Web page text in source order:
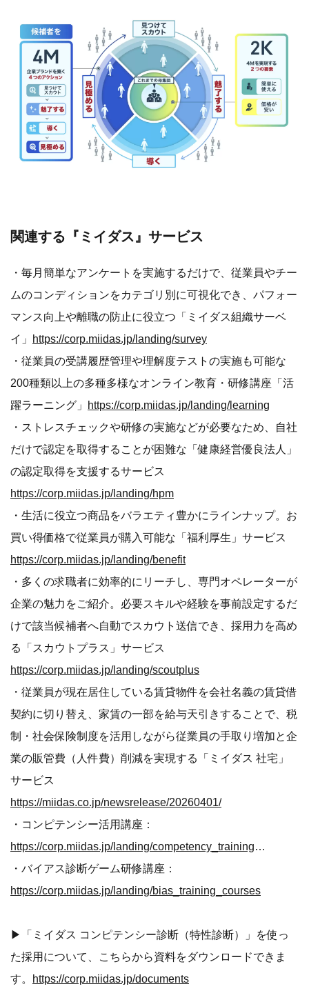
関連する『ミイダス』サービス
・毎月簡単なアンケートを実施するだけで、従業員やチー
ムのコンディションをカテゴリ別に可視化でき、パフォー
マンス向上や離職の防止に役立つ「ミイダス組織サーベ
イ」 https://corp.miidas.jp/landing/survey
・従業員の受講履歴管理や理解度テストの実施も可能な
200種類以上の多種多様なオンライン教育・研修講座「活
躍ラーニング」 https://corp.miidas.jp/landing/learning
・ストレスチェックや研修の実施などが必要なため、自社
だけで認定を取得することが困難な「健康経営優良法人」
の認定取得を支援するサービス
https://corp.miidas.jp/landing/hpm
・生活に役立つ商品をバラエティ豊かにラインナップ。お
買い得価格で従業員が購入可能な「福利厚生」サービス
https://corp.miidas.jp/landing/benefit
・多くの求職者に効率的にリーチし、専門オペレーターが
企業の魅力をご紹介。必要スキルや経験を事前設定するだ
けで該当候補者へ自動でスカウト送信でき、採用力を高め
る「スカウトプラス」サービス
https://corp.miidas.jp/landing/scoutplus
・従業員が現在居住している賃貸物件を会社名義の賃貸借
契約に切り替え、家賃の一部を給与天引きすることで、税
制・社会保険制度を活用しながら従業員の手取り増加と企
業の販管費（人件費）削減を実現する「ミイダス 社宅」
サービス
https://miidas.co.jp/newsrelease/20260401/
・コンピテンシー活用講座：
https://corp.miidas.jp/landing/competency_training_courses
・バイアス診断ゲーム研修講座：
https://corp.miidas.jp/landing/bias_training_courses
▶︎「ミイダス コンピテンシー診断（特性診断）」を使っ
た採用について、こちらから資料をダウンロードできま
す。 https://corp.miidas.jp/documents